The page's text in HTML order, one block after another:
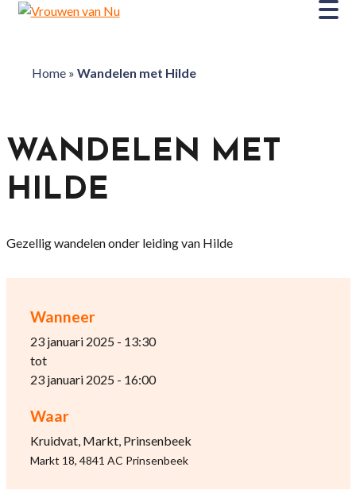
Home» Wandelen met Hilde
Wanneer
23 januari 2025 - 13:30
tot
23 januari 2025 - 16:00
Waar
Kruidvat, Markt, Prinsenbeek
Markt 18, 4841 AC Prinsenbeek
WANDELEN MET
HILDE
Gezellig wandelen onder leiding van Hilde